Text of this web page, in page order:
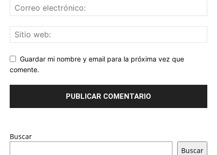
Guardar mi nombre y email para la próxima vez que
comente.
Buscar
Buscar